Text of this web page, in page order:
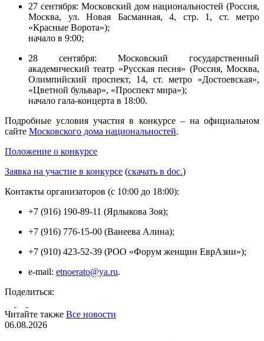
27 сентября: Московский дом национальностей (Россия,
Москва, ул. Новая Басманная, 4, стр. 1, ст. метро
«Красные Ворота»);
начало в 9:00;
28 сентября: Московский государственный
академический театр «Русская песня» (Россия, Москва,
Олимпийский проспект, 14, ст. метро «Достоевская»,
«Цветной бульвар», «Проспект мира»);
начало гала-концерта в 18:00.
Подробные условия участия в конкурсе – на официальном
сайте Московского дома национальностей.
Положение о конкурсе
Заявка на участие в конкурсе (скачать в doc.)
Контакты организаторов (с 10:00 до 18:00):
+7 (916) 190-89-11 (Ярлыкова Зоя);
+7 (916) 776-15-00 (Ванеева Алина);
+7 (910) 423-52-39 (РОО «Форум женщин ЕврАзии»);
e-mail: etnoerato@ya.ru.
Поделиться:
Читайте также Все новости
06.08.2026